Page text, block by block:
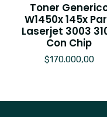
Toner
W1450x 145x
Laserjet 3003
Con Chip
$170.000,00